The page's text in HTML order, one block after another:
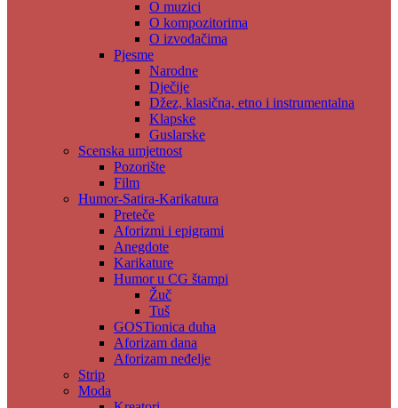
O muzici
O kompozitorima
O izvođačima
Pjesme
Narodne
Dječije
Džez, klasična, etno i instrumentalna
Klapske
Guslarske
Scenska umjetnost
Pozorište
Film
Humor-Satira-Karikatura
Preteče
Aforizmi i epigrami
Anegdote
Karikature
Humor u CG štampi
Žuč
Tuš
GOSTionica duha
Aforizam dana
Aforizam neđelje
Strip
Moda